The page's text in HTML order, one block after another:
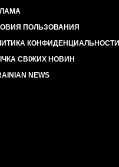
ПОЛЬЗОВАНИЯ
КОНФИДЕНЦИАЛЬНОСТИ
СВІЖИХ НОВИН
NEWS